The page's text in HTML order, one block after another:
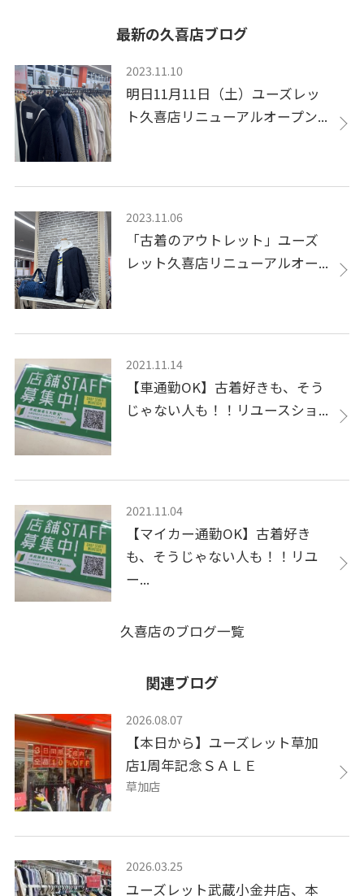
最新の久喜店ブログ
2023.11.10
明日11月11日（土）ユーズレッ
ト久喜店リニューアルオープン...
2023.11.06
「古着のアウトレット」ユーズ
レット久喜店リニューアルオー...
2021.11.14
【車通勤OK】古着好きも、そう
じゃない人も！！リユースショ...
2021.11.04
【マイカー通勤OK】古着好き
も、そうじゃない人も！！リユ
ー...
久喜店のブログ一覧
関連ブログ
2026.08.07
【本日から】ユーズレット草加
店1周年記念ＳＡＬＥ
草加店
2026.03.25
ユーズレット武蔵小金井店、本